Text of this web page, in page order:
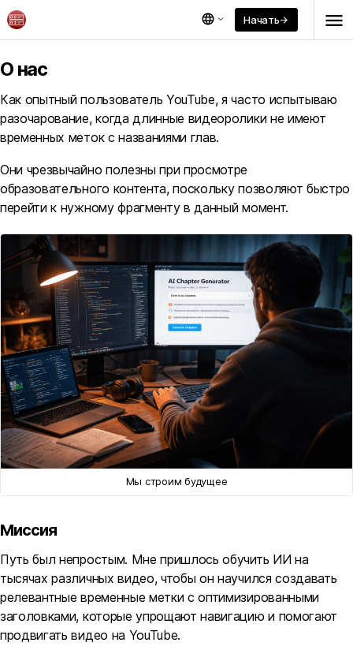
language Начатьarrow_forward menu
О нас
Как опытный пользователь YouTube, я часто испытываю
разочарование, когда длинные видеоролики не имеют
временных меток с названиями глав.
Они чрезвычайно полезны при просмотре
образовательного контента, поскольку позволяют быстро
перейти к нужному фрагменту в данный момент.
Мы строим будущее
Миссия
Путь был непростым. Мне пришлось обучить ИИ на
тысячах различных видео, чтобы он научился создавать
релевантные временные метки с оптимизированными
заголовками, которые упрощают навигацию и помогают
продвигать видео на YouTube.